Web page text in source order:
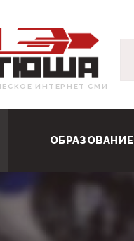
ИНТЕРНЕТ СМИ
ОБРАЗОВАНИЕ